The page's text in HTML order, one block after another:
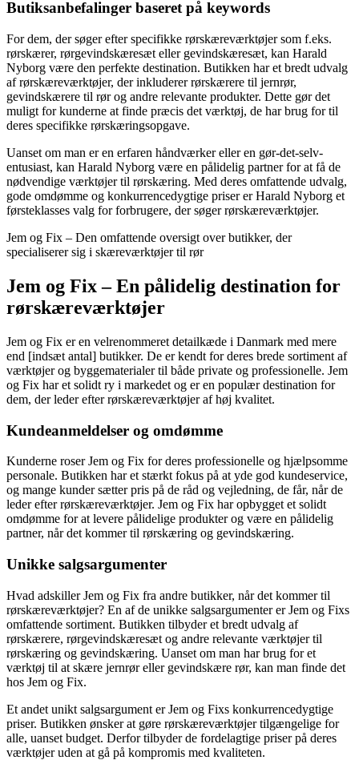
Butiksanbefalinger baseret på keywords
For dem, der søger efter specifikke rørskæreværktøjer som f.eks.
rørskærer, rørgevindskæresæt eller gevindskæresæt, kan Harald
Nyborg være den perfekte destination. Butikken har et bredt udvalg
af rørskæreværktøjer, der inkluderer rørskærere til jernrør,
gevindskærere til rør og andre relevante produkter. Dette gør det
muligt for kunderne at finde præcis det værktøj, de har brug for til
deres specifikke rørskæringsopgave.
Uanset om man er en erfaren håndværker eller en gør-det-selv-
entusiast, kan Harald Nyborg være en pålidelig partner for at få de
nødvendige værktøjer til rørskæring. Med deres omfattende udvalg,
gode omdømme og konkurrencedygtige priser er Harald Nyborg et
førsteklasses valg for forbrugere, der søger rørskæreværktøjer.
Jem og Fix – Den omfattende oversigt over butikker, der
specialiserer sig i skæreværktøjer til rør
Jem og Fix – En pålidelig destination for
rørskæreværktøjer
Jem og Fix er en velrenommeret detailkæde i Danmark med mere
end [indsæt antal] butikker. De er kendt for deres brede sortiment af
værktøjer og byggematerialer til både private og professionelle. Jem
og Fix har et solidt ry i markedet og er en populær destination for
dem, der leder efter rørskæreværktøjer af høj kvalitet.
Kundeanmeldelser og omdømme
Kunderne roser Jem og Fix for deres professionelle og hjælpsomme
personale. Butikken har et stærkt fokus på at yde god kundeservice,
og mange kunder sætter pris på de råd og vejledning, de får, når de
leder efter rørskæreværktøjer. Jem og Fix har opbygget et solidt
omdømme for at levere pålidelige produkter og være en pålidelig
partner, når det kommer til rørskæring og gevindskæring.
Unikke salgsargumenter
Hvad adskiller Jem og Fix fra andre butikker, når det kommer til
rørskæreværktøjer? En af de unikke salgsargumenter er Jem og Fixs
omfattende sortiment. Butikken tilbyder et bredt udvalg af
rørskærere, rørgevindskæresæt og andre relevante værktøjer til
rørskæring og gevindskæring. Uanset om man har brug for et
værktøj til at skære jernrør eller gevindskære rør, kan man finde det
hos Jem og Fix.
Et andet unikt salgsargument er Jem og Fixs konkurrencedygtige
priser. Butikken ønsker at gøre rørskæreværktøjer tilgængelige for
alle, uanset budget. Derfor tilbyder de fordelagtige priser på deres
værktøjer uden at gå på kompromis med kvaliteten.